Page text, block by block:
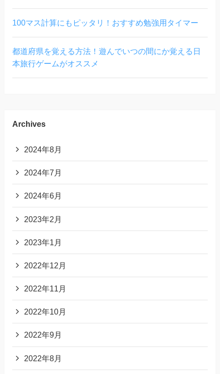
100マス計算にもピッタリ！おすすめ勉強用タイマー
都道府県を覚える方法！遊んでいつの間にか覚える日
本旅行ゲームがオススメ
Archives
2024年8月
2024年7月
2024年6月
2023年2月
2023年1月
2022年12月
2022年11月
2022年10月
2022年9月
2022年8月